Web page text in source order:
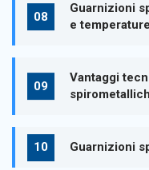
Guarnizioni
e temperature
Vantaggi
Guarnizioni